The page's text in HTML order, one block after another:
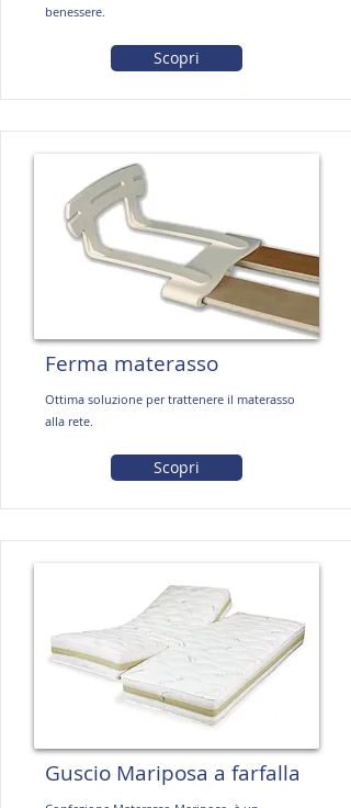
benessere.
Scopri
Ferma materasso
Ottima soluzione per trattenere il materasso
alla rete.
Scopri
Guscio Mariposa a farfalla